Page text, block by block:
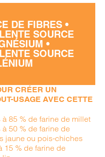
DE FIBRES •
SOURCE
•
SOURCE
CRÉER UN
USAGE AVEC CETTE
à 85 % de farine de millet
à 50 % de farine de
jaune ou pois-chiches
15 % de farine de